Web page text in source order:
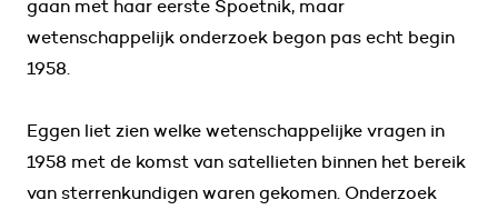
gaan met haar eerste Spoetnik, maar
wetenschappelijk onderzoek begon pas echt begin
1958.
Eggen liet zien welke wetenschappelijke vragen in
1958 met de komst van satellieten binnen het bereik
van sterrenkundigen waren gekomen. Onderzoek